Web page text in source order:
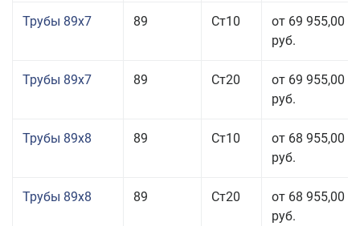
Трубы 89x7 89 Ст10
от 69 955,00
руб.
Трубы 89x7 89 Ст20
от 69 955,00
руб.
Трубы 89x8 89 Ст10
от 68 955,00
руб.
Трубы 89x8 89 Ст20
от 68 955,00
руб.